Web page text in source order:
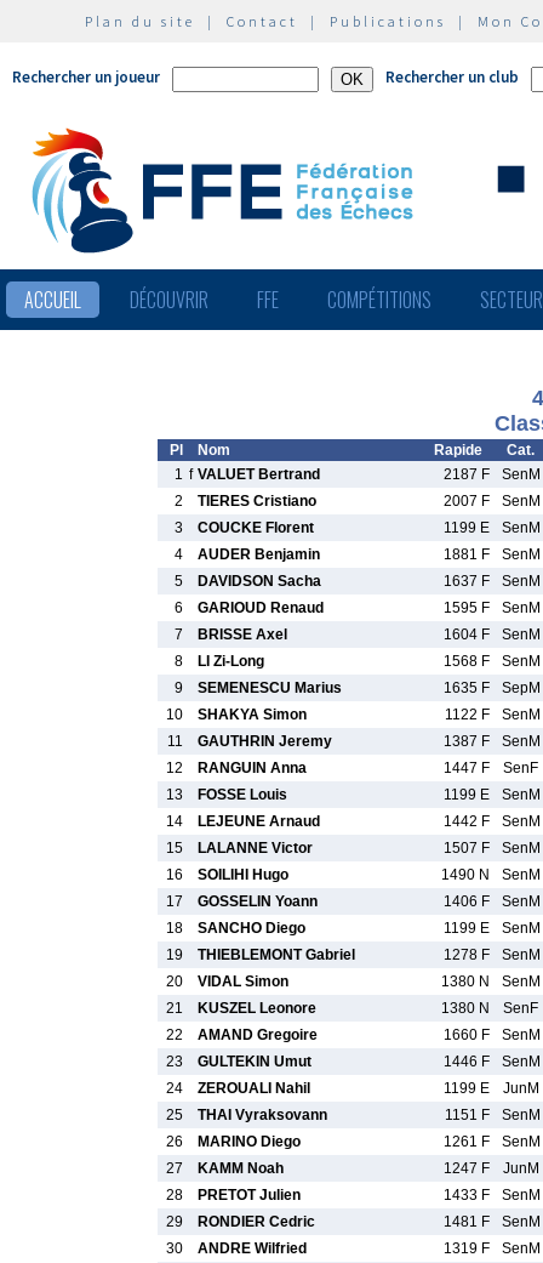
Plan du site | Contact | Publications | Mon
Rechercher un joueur Rechercher un club
ACCUEIL DÉCOUVRIR FFE COMPÉTITIONS
Pl Nom Rapide
Cat.
1 f VALUET Bertrand 2187 F
SenM
2
TIERES Cristiano 2007 F
SenM
3
COUCKE Florent 1199 E
SenM
4
AUDER Benjamin 1881 F
SenM
5
DAVIDSON Sacha 1637 F
SenM
6
GARIOUD Renaud 1595 F
SenM
7
BRISSE Axel 1604 F
SenM
8
LI Zi-Long 1568 F
SenM
9
SEMENESCU Marius 1635 F
SepM
10
SHAKYA Simon 1122 F
SenM
11
GAUTHRIN Jeremy 1387 F
SenM
12
RANGUIN Anna 1447 F
SenF
13
FOSSE Louis 1199 E
SenM
14
LEJEUNE Arnaud 1442 F
SenM
15
LALANNE Victor 1507 F
SenM
16
SOILIHI Hugo 1490 N
SenM
17
GOSSELIN Yoann 1406 F
SenM
18
SANCHO Diego 1199 E
SenM
19
THIEBLEMONT Gabriel 1278 F
SenM
20
VIDAL Simon 1380 N
SenM
21
KUSZEL Leonore 1380 N
SenF
22
AMAND Gregoire 1660 F
SenM
23
GULTEKIN Umut 1446 F
SenM
24
ZEROUALI Nahil 1199 E
JunM
25
THAI Vyraksovann 1151 F
SenM
26
MARINO Diego 1261 F
SenM
27
KAMM Noah 1247 F
JunM
28
PRETOT Julien 1433 F
SenM
29
RONDIER Cedric 1481 F
SenM
30
ANDRE Wilfried 1319 F
SenM